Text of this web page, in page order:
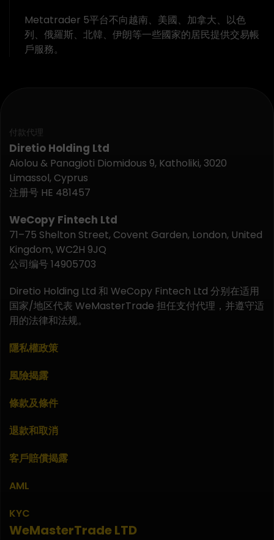
Metatrader 5平台不向越南、美國、加拿大、以色
列、俄羅斯、北韓、伊朗等一些國家的居民提供交易帳
戶服務。
WeMasterTrade LTD
付款代理
Diretio Holding Ltd
Aiolou & Panagioti Diomidous 9, Katholiki, 3020
Limassol, Cyprus
注册号 HE 481457
WeCopy Fintech Ltd
71–75 Shelton Street, Covent Garden, London, United
Kingdom, WC2H 9JQ
公司编号 14905703
Diretio Holding Ltd 和 WeCopy Fintech Ltd 分别在适用
国家/地区代表 WeMasterTrade 担任支付代理，并遵守适
用的法律和法规。
隱私權政策
風險揭露
條款及條件
退款和取消
客戶賠償揭露
AML
KYC